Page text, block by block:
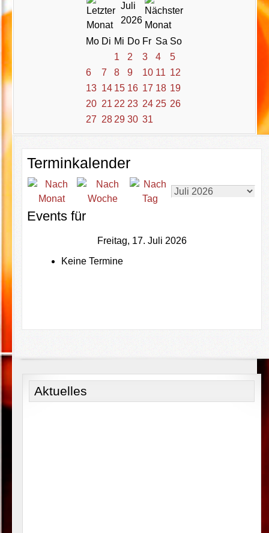
Juli
2026
Mo Di Mi Do Fr Sa So
1
2 3 4
5
6
7 8 9 10 11 12
13 14 15 16 17 18 19
20 21 22 23 24 25 26
27 28 29 30 31
Terminkalender
Events für
Freitag, 17. Juli 2026
Keine Termine
Aktuelles